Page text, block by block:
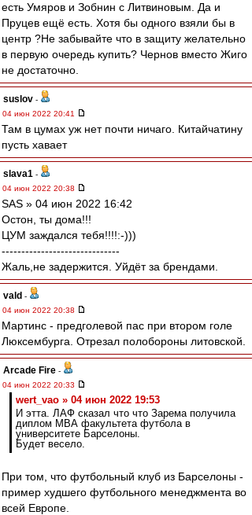
есть Умяров и Зобнин с Литвиновым. Да и
Пруцев ещё есть. Хотя бы одного взяли бы в
центр ?Не забывайте что в защиту желательно
в первую очередь купить? Чернов вместо Жиго
не достаточно.
suslov -
04 июн 2022 20:41
Там в цумах уж нет почти ничаго. Китайчатину
пусть хавает
slava1 -
04 июн 2022 20:38
SAS » 04 июн 2022 16:42
Остон, ты дома!!!
ЦУМ заждался тебя!!!!:-)))
------------------------------
Жаль,не задержится. Уйдёт за брендами.
vald -
04 июн 2022 20:38
Мартинс - предголевой пас при втором голе
Люксембурга. Отрезал полобороны литовской.
Arcade Fire -
04 июн 2022 20:33
wert_vao » 04 июн 2022 19:53
И этта. ЛАФ сказал что что Зарема получила
диплом МВА факультета футбола в
университете Барселоны.
Будет весело.
При том, что футбольный клуб из Барселоны -
пример худшего футбольного менеджмента во
всей Европе.